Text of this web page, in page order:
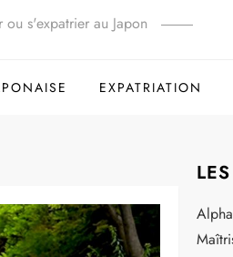
s'expatrier au Japon
EXPATRIATION